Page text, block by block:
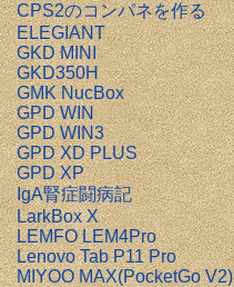
CPS2のコンパネを作る
ELEGIANT
GKD MINI
GKD350H
GMK NucBox
GPD WIN
GPD WIN3
GPD XD PLUS
GPD XP
IgA腎症闘病記
LarkBox X
LEMFO LEM4Pro
Lenovo Tab P11 Pro
MIYOO MAX(PocketGo V2)